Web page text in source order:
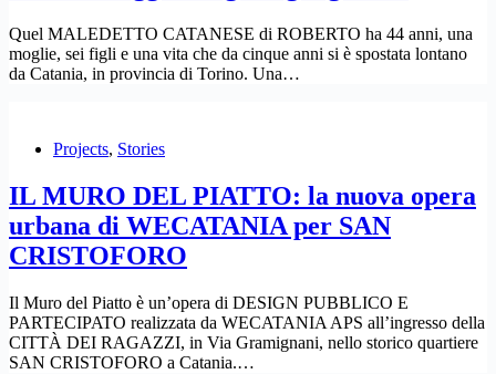
Quel MALEDETTO CATANESE di ROBERTO ha 44 anni, una
moglie, sei figli e una vita che da cinque anni si è spostata lontano
da Catania, in provincia di Torino. Una…
Projects, Stories
IL MURO DEL PIATTO: la nuova opera
urbana di WECATANIA per SAN
CRISTOFORO
Il Muro del Piatto è un’opera di DESIGN PUBBLICO E
PARTECIPATO realizzata da WECATANIA APS all’ingresso della
CITTÀ DEI RAGAZZI, in Via Gramignani, nello storico quartiere
SAN CRISTOFORO a Catania.…